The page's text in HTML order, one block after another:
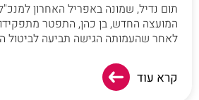
תום נדיל, שמונה באפריל האחרון
המועצה החדש, בן כהן, התפטר
לאחר שהעמותה הגישה תביעה לביטול
קרא עוד